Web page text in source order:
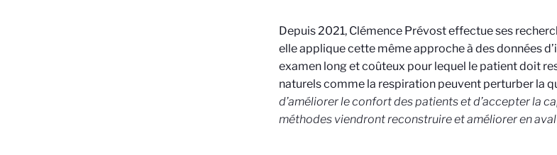
Depuis 2021, Clémence Prévost effectue ses
elle applique cette même approche à des données
examen long et coûteux pour lequel le patient doit
naturels comme la respiration peuvent perturber la
d’améliorer le confort des patients et d’accepter la
méthodes viendront reconstruire et améliorer en aval